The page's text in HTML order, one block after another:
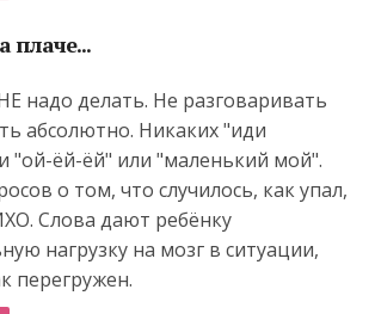
плаче...
надо делать. Не разговаривать
абсолютно. Никаких "иди
"ой-ёй-ёй" или "маленький мой".
о том, что случилось, как упал,
Слова дают ребёнку
нагрузку на мозг в ситуации,
перегружен.